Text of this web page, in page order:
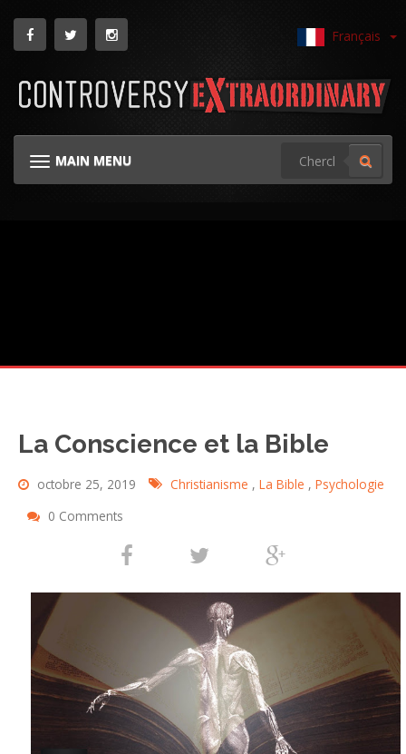
Français
MAIN MENU
TOGGLE NAVIGATION
La Conscience et la Bible
octobre 25, 2019 Christianisme , La Bible , Psychologie
0 Comments